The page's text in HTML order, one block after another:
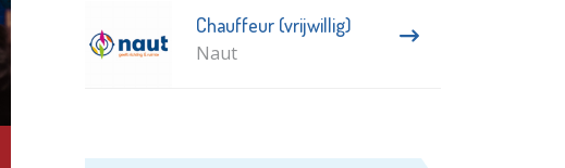
Chauffeur (vrijwillig)
Naut